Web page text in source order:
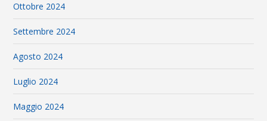
Ottobre 2024
Settembre 2024
Agosto 2024
Luglio 2024
Maggio 2024